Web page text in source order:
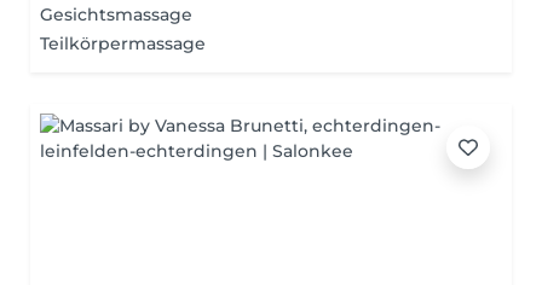
Gesichtsmassage
Teilkörpermassage